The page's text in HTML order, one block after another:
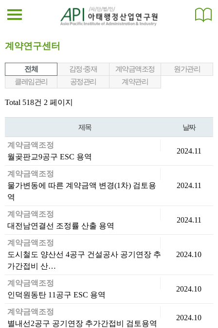
계약연구센터
전체 감정·중재 계약금액조정
원가관리
클레임관리
공정관리 계약관리
Total 518건 2 페이지
제목 날짜
계약금액조정
월곶판교9공구 ESC 용역
2024.11
계약금액조정
물가변동에 따른 계약금액 변경(1차) 검토용
역
2024.11
계약금액조정
대전남연결선 조정률 산출 용역
2024.11
계약금액조정
도시철도 양산선 4공구 건설공사 공기연장 추
가간접비 산…
2024.10
계약금액조정
인덕원동탄 11공구 ESC 용역
2024.10
계약금액조정
별내선2공구 공기연장 추가간접비 검토용역
2024.10